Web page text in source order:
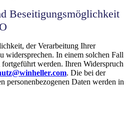
Beseitigungsmöglichkeit
der Verarbeitung Ihrer
widersprechen. In einem solchen Fall
werden. Ihren Widerspruch
. Die bei der
personenbezogenen Daten werden in